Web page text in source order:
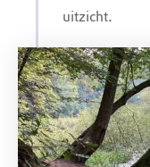
uitzicht.